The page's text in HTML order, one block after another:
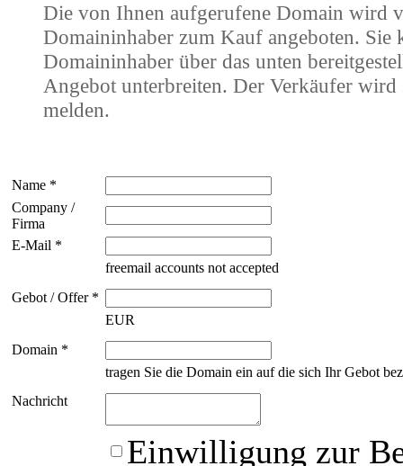
Die von Ihnen aufgerufene Domain wird
Domaininhaber zum Kauf angeboten. Sie
Domaininhaber über das unten
Angebot unterbreiten. Der Verkäufer wird
melden.
Name *
Company /
Firma
E-Mail *
freemail accounts not accepted
Gebot / Offer *
EUR
Domain *
tragen Sie die Domain ein auf die sich Ihr Gebot
Nachricht
Einwilligung zur